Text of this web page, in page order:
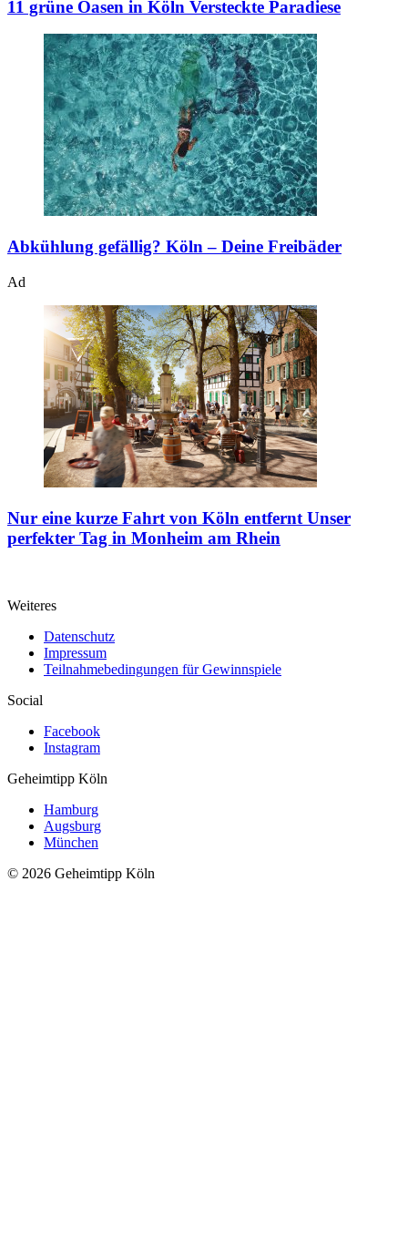
11 grüne Oasen in Köln Versteckte Paradiese
Abkühlung gefällig? Köln – Deine Freibäder
Ad
Nur eine kurze Fahrt von Köln entfernt Unser
perfekter Tag in Monheim am Rhein
Weiteres
Datenschutz
Impressum
Teilnahmebedingungen für Gewinnspiele
Social
Facebook
Instagram
Geheimtipp Köln
Hamburg
Augsburg
München
© 2026 Geheimtipp Köln